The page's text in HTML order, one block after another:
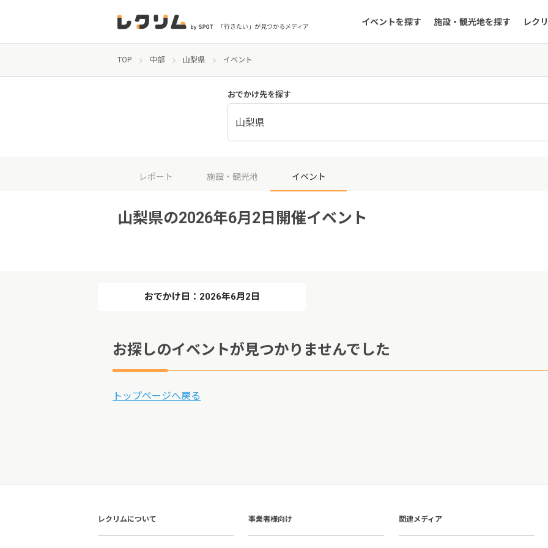
「行きたい」が見つかるメディア イベントを探す 施設・観光地を探す レク
TOP 中部 山梨県 イベント
おでかけ先を探す
山梨県
レポート 施設・観光地 イベント
山梨県の2026年6月2日開催イベント
おでかけ日：2026年6月2日
お探しのイベントが見つかりませんでした
トップページへ戻る
レクリムについて 事業者様向け 関連メディア